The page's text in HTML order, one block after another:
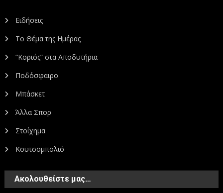
Ειδήσεις
Το Θέμα της Ημέρας
“Κοριός” στα Αποδυτήρια
Ποδόσφαιρο
Μπάσκετ
Άλλα Σπορ
Στοίχημα
Κουτσομπολιό
Ακολουθείστε μας…